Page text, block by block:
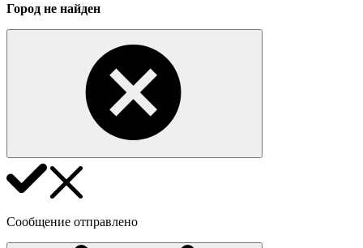
Город не найден
Сообщение отправлено